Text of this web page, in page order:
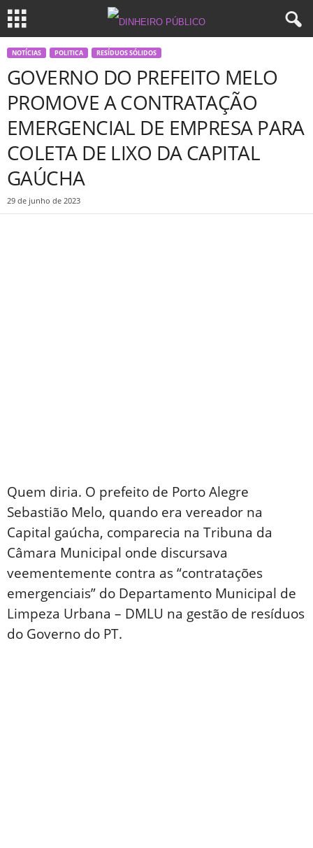
NOTÍCIAS POLITICA RESÍDUOS SÓLIDOS
GOVERNO DO PREFEITO MELO
PROMOVE A CONTRATAÇÃO
EMERGENCIAL DE EMPRESA PARA
COLETA DE LIXO DA CAPITAL
GAÚCHA
29 de junho de 2023
Quem diria. O prefeito de Porto Alegre
Sebastião Melo, quando era vereador na
Capital gaúcha, comparecia na Tribuna da
Câmara Municipal onde discursava
veementemente contra as “contratações
emergenciais” do Departamento Municipal de
Limpeza Urbana – DMLU na gestão de resíduos
do Governo do PT.